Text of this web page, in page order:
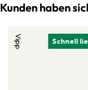
Kunden haben
Schnell
Vipp